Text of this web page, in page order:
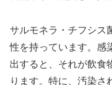
サルモネラ・チフシス
性を持っています。感
出すると、それが飲食
ります。特に、汚染さ